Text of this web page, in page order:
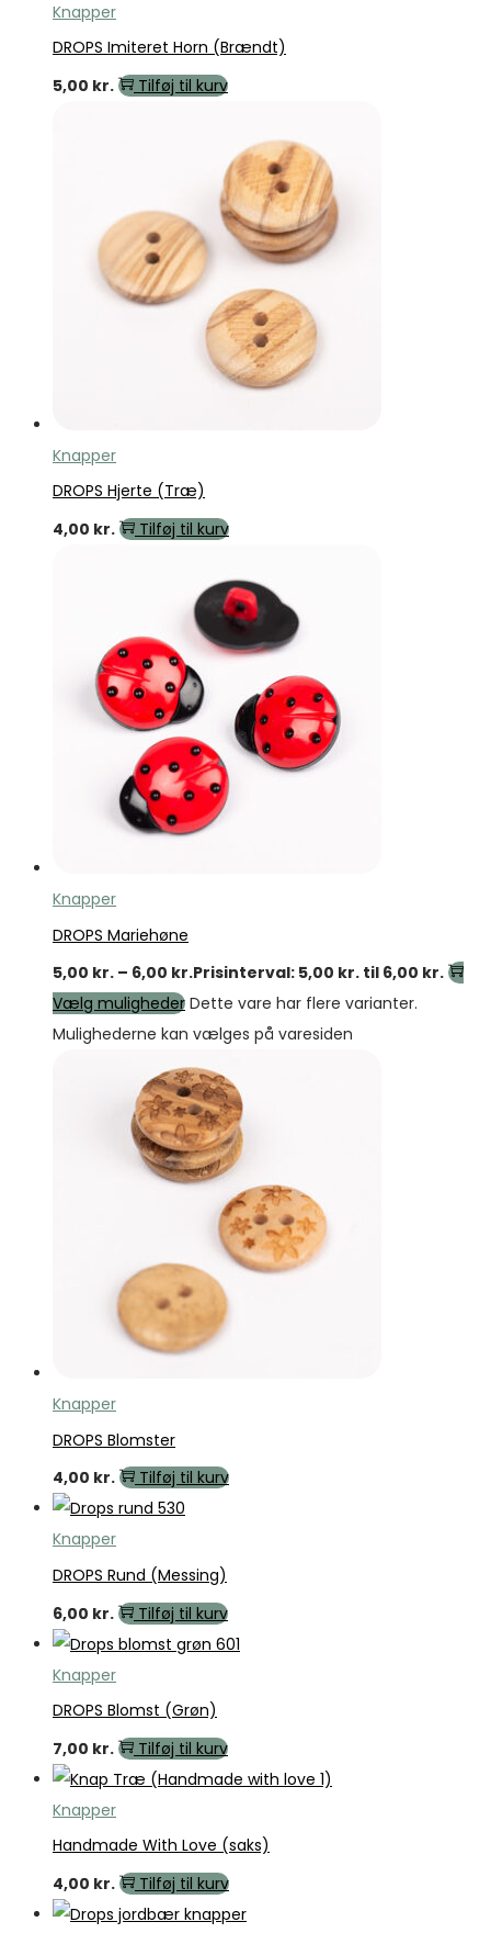
Knapper
DROPS Imiteret Horn (Brændt)
5,00 kr. Tilføj til kurv
Knapper
DROPS Hjerte (Træ)
4,00 kr. Tilføj til kurv
Knapper
DROPS Mariehøne
5,00 kr. – 6,00 kr.Prisinterval: 5,00 kr. til 6,00 kr.
Vælg muligheder Dette vare har flere varianter.
Mulighederne kan vælges på varesiden
Knapper
DROPS Blomster
4,00 kr. Tilføj til kurv
Knapper
DROPS Rund (Messing)
6,00 kr. Tilføj til kurv
Knapper
DROPS Blomst (Grøn)
7,00 kr. Tilføj til kurv
Knapper
Handmade With Love (saks)
4,00 kr. Tilføj til kurv